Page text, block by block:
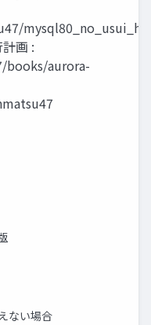
画 :
books/aurora-
ない場合